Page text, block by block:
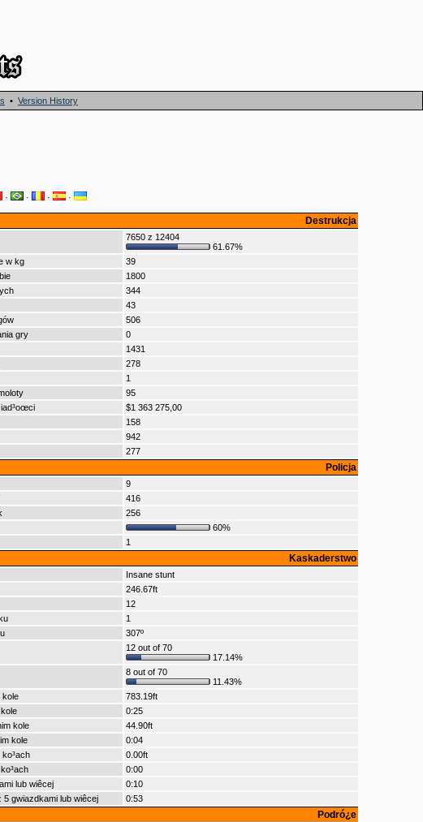
• Version History
· · · ·
Destrukcja
7650 z 12404
61.67%
w kg
39
1800
344
43
506
gry
0
1431
278
1
95
$1 363 275,00
158
942
277
Policja
9
416
256
60%
1
Kaskaderstwo
Insane stunt
246.67ft
12
1
307º
12 out of 70
17.14%
8 out of 70
11.43%
kole
783.19ft
0:25
kole
44.90ft
kole
0:04
0.00ft
0:00
lub wiêcej
0:10
gwiazdkami lub wiêcej
0:53
Podró¿e